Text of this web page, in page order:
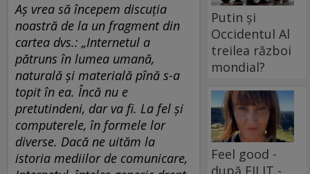
Aș vrea să începem discuția
noastră de la un fragment din
cartea dvs.: „Internetul a
pătruns în lumea umană,
naturală și materială pînă s-a
topit în ea. Încă nu e
pretutindeni, dar va fi. La fel și
computerele, în formele lor
diverse. Dacă ne uităm la
istoria mediilor de comunicare,
Putin și
Occidentul Al
treilea război
mondial?
Feel good -
după FILIT -